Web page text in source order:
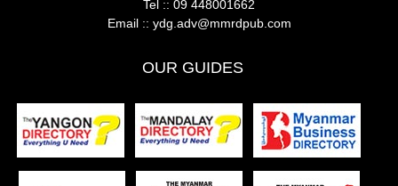
Tel :: 09 448001662
Email :: ydg.adv@mmrdpub.com
OUR GUIDES